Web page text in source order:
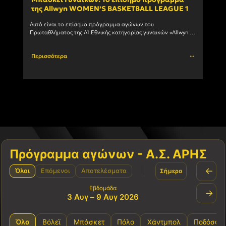
της Allwyn WOMEN’S BASKETBALL LEAGUE 1
Αυτό είναι το επίσημο πρόγραμμα αγώνων του
Πρωταθλήματος της Α1 Εθνικής κατηγορίας γυναικών «Allwyn
Περισσότερα
Πρόγραμμα αγώνων - Α.Σ. ΑΡΗΣ
Όλοι Επόμενοι Αποτελέσματα Σήμερα ←
Εβδομάδα
3 Αυγ – 9 Αυγ 2026 →
Όλα Βόλεϊ Μπάσκετ Πόλο Χάντμπολ